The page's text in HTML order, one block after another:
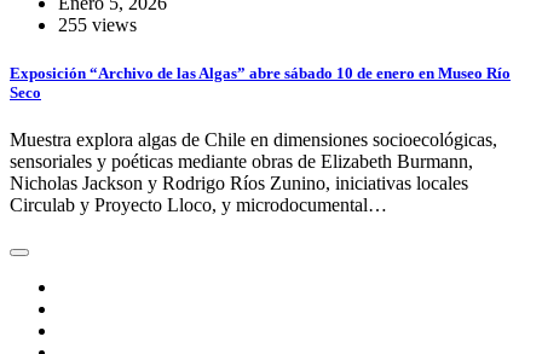
255 views
Exposición “Archivo de las Algas” abre sábado 10 de enero en Museo Río
Seco
Muestra explora algas de Chile en dimensiones socioecológicas,
sensoriales y poéticas mediante obras de Elizabeth Burmann,
Nicholas Jackson y Rodrigo Ríos Zunino, iniciativas locales
Circulab y Proyecto Lloco, y microdocumental…